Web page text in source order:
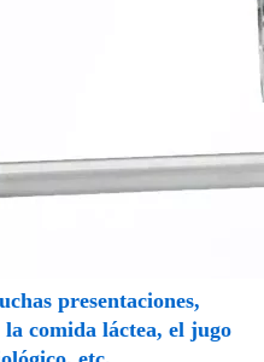
presentaciones,
comida láctea, el jugo